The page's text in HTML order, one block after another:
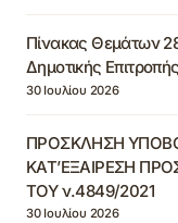
Πίνακας Θεμάτων
Δημοτικής Επιτροπής
30 Ιουλίου 2026
ΠΡΟΣΚΛΗΣΗ
ΚΑΤ’ΕΞΑΙΡΕΣΗ
ΤΟΥ ν.4849/
30 Ιουλίου 2026